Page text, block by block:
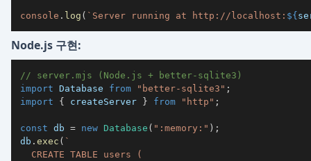
console . log ( ` Server running at http://localhost: ${
Node.js 구현:
// server.mjs (Node.js + better-sqlite3)
import Database from "better-sqlite3" ;
import
{ createServer } from "http" ;
const db = new Database ( ":memory:" ) ;
db . exec ( `